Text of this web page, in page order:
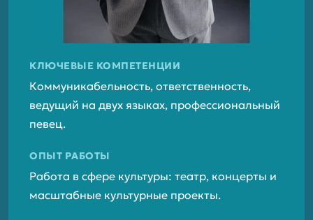
КЛЮЧЕВЫЕ КОМПЕТЕНЦИИ
Коммуникабельность, ответственность,
ведущий на двух языках, профессиональный
певец.
ОПЫТ РАБОТЫ
Работа в сфере культуры: театр, концерты и
масштабные культурные проекты.